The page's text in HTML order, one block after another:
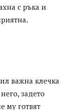
с ръка и
важна клечка
задето
му готвят